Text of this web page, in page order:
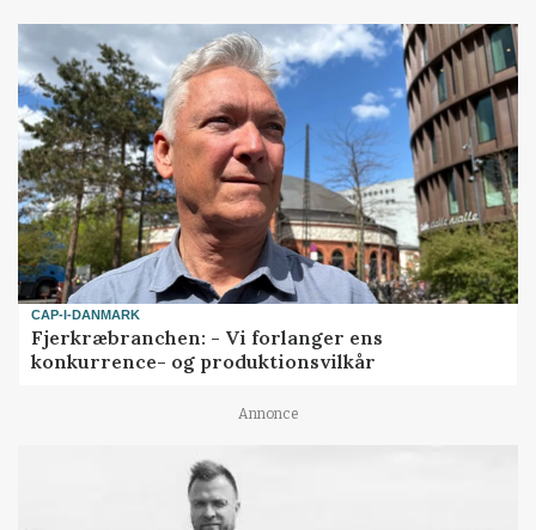
CAP-I-DANMARK
Fjerkræbranchen: - Vi forlanger ens
konkurrence- og produktionsvilkår
Annonce